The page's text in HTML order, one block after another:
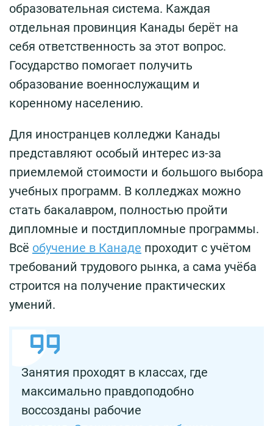
образовательная система. Каждая
отдельная провинция Канады берёт на
себя ответственность за этот вопрос.
Государство помогает получить
образование военнослужащим и
коренному населению.
Для иностранцев колледжи Канады
представляют особый интерес из-за
приемлемой стоимости и большого выбора
учебных программ. В колледжах можно
стать бакалавром, полностью пройти
дипломные и постдипломные программы.
Всё обучение в Канаде проходит с учётом
требований трудового рынка, а сама учёба
строится на получение практических
умений.
Занятия проходят в классах, где
максимально правдоподобно
воссозданы рабочие